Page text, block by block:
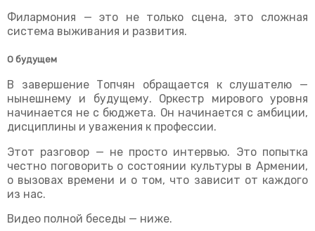
Филармония — это не только сцена, это сложная
система выживания и развития.
О будущем
В завершение Топчян обращается к слушателю —
нынешнему и будущему. Оркестр мирового уровня
начинается не с бюджета. Он начинается с амбиции,
дисциплины и уважения к профессии.
Этот разговор — не просто интервью. Это попытка
честно поговорить о состоянии культуры в Армении,
о вызовах времени и о том, что зависит от каждого
из нас.
Видео полной беседы — ниже.